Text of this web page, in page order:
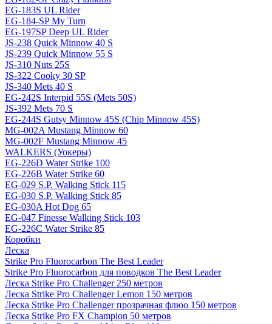
EG-183S UL Rider
EG-184-SP My Turn
EG-197SP Deep UL Rider
JS-238 Quick Minnow 40 S
JS-239 Quick Minnow 55 S
JS-310 Nuts 25S
JS-322 Cooky 30 SP
JS-340 Mets 40 S
EG-242S Interpid 55S (Mets 50S)
JS-392 Mets 70 S
EG-244S Gutsy Minnow 45S (Chip Minnow 45S)
MG-002A Mustang Minnow 60
MG-002F Mustang Minnow 45
WALKERS (Уокеры)
EG-226D Water Strike 100
EG-226B Water Strike 60
EG-029 S.P. Walking Stick 115
EG-030 S.P. Walking Stick 85
EG-030A Hot Dog 65
EG-047 Finesse Walking Stick 103
EG-226C Water Strike 85
Коробки
Леска
Strike Pro Fluorocarbon The Best Leader
Strike Pro Fluorocarbon для поводков The Best Leader
Леска Strike Pro Challenger 250 метров
Леска Strike Pro Challenger Lemon 150 метров
Леска Strike Pro Challenger прозрачная флюо 150 метров
Леска Strike Pro FX Champion 50 метров